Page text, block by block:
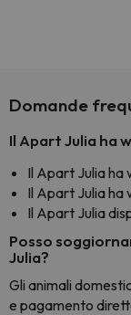
Domande
Il Apart Julia ha
Il Apart Julia
Il Apart Julia ha
Il Apart Julia
Posso
Julia?
Gli animali
e pagamento